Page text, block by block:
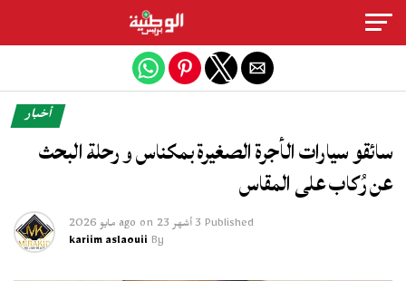
أخبار
سائقو سيارات الأجرة الصغيرة بمكناس و رحلة البحث
عن رُكاب على المقاس
Published 3 أشهر ago on 23 مايو 2026
By
kariim aslaouii
Exit mobile version